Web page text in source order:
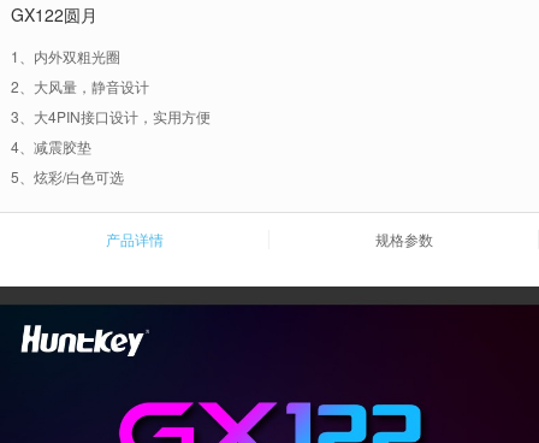
GX122圆月
1、内外双粗光圈
2、大风量，静音设计
3、大4PIN接口设计，实用方便
4、减震胶垫
5、炫彩/白色可选
产品详情 规格参数